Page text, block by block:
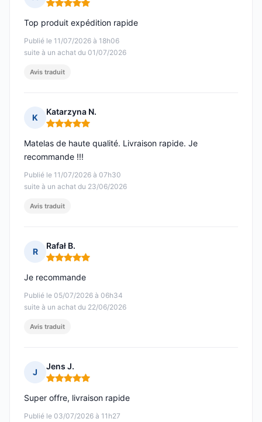
Note : 5 sur 5
Publié le 11/07/2026 à 18h06
suite à un achat du 01/07/2026
Top produit expédition rapide
Avis traduit
K
Katarzyna N.
Note : 5 sur 5
Publié le 11/07/2026 à 07h30
suite à un achat du 23/06/2026
Matelas de haute qualité. Livraison rapide. Je
recommande !!!
Avis traduit
R
Rafał B.
Note : 5 sur 5
Publié le 05/07/2026 à 06h34
suite à un achat du 22/06/2026
Je recommande
Avis traduit
J
Jens J.
Note : 5 sur 5
Publié le 03/07/2026 à 11h27
Super offre, livraison rapide